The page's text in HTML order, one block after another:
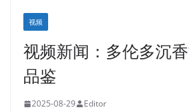
视频
视频新闻：多伦多沉
品鉴
2025-08-29 Editor